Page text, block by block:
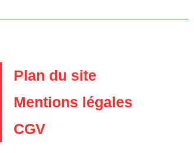
Plan du site
Mentions légales
CGV